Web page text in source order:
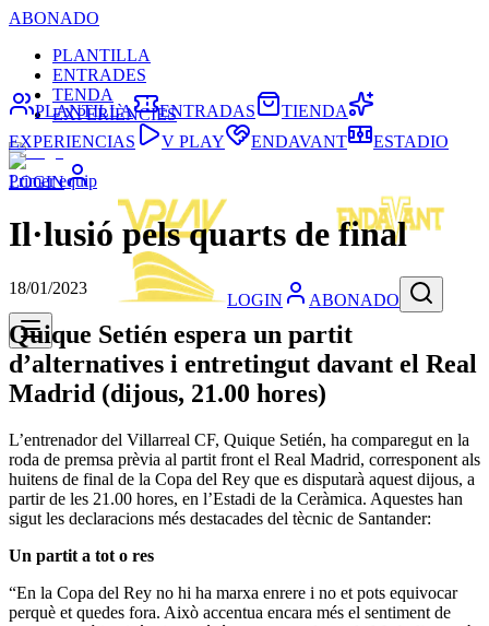
ABONADO
PLANTILLA
ENTRADES
TENDA
EXPERIÈNCIES
LOGIN
LOGIN ABONADO
PLANTILLA ENTRADAS
TIENDA
EXPERIENCIAS
V PLAY ENDAVANT ESTADIO
Primer equip
Il·lusió pels quarts de final
18/01/2023
Quique Setién espera un partit
d’alternatives i entretingut davant el Real
Madrid (dijous, 21.00 hores)
L’entrenador del Villarreal CF, Quique Setién, ha comparegut en la
roda de premsa prèvia al partit front el Real Madrid, corresponent als
huitens de final de la Copa del Rey que es disputarà aquest dijous, a
partir de les 21.00 hores, en l’Estadi de la Ceràmica. Aquestes han
sigut les declaracions més destacades del tècnic de Santander:
Un partit a tot o res
“En la Copa del Rey no hi ha marxa enrere i no et pots equivocar
perquè et quedes fora. Això accentua encara més el sentiment de